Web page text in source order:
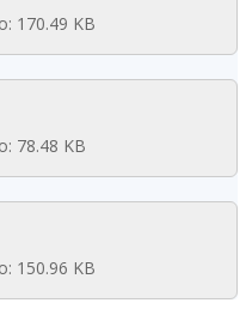
170.49 KB
78.48 KB
150.96 KB